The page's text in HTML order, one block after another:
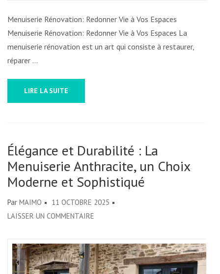
Menuiserie Rénovation: Redonner Vie à Vos Espaces
Menuiserie Rénovation: Redonner Vie à Vos Espaces La
menuiserie rénovation est un art qui consiste à restaurer,
réparer …
LIRE LA SUITE
Élégance et Durabilité : La
Menuiserie Anthracite, un Choix
Moderne et Sophistiqué
Par MAIMO
11 OCTOBRE 2025
LAISSER UN COMMENTAIRE
ET
DURABILITÉ